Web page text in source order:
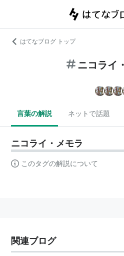
はてなブログ トップ
ニコライ
言葉の解説 ネットで話題
ニコライ・メモラ
このタグの解説について
関連ブログ